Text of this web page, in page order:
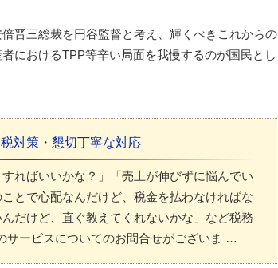
晋三総裁を円谷監督と考え、輝くべきこれからの
におけるTPP等辛い局面を我慢するのが国民とし
対策・懇切丁寧な対応
ればいいかな？」「売上が伸びずに悩んでい
とで心配なんだけど、税金を払わなければな
だけど、直ぐ教えてくれないかな」など税務
サービスについてのお問合せがございま …